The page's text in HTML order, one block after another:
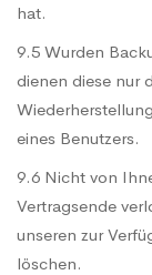
hat.
9.5 Wurden
dienen diese nur
eines Benutzers.
9.6 Nicht von
Vertragsende
unseren zur
löschen.